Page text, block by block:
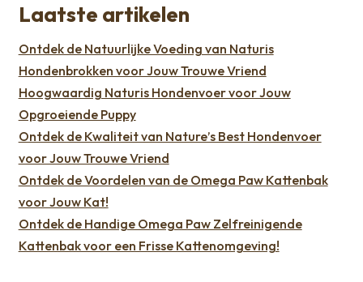
Laatste artikelen
Ontdek de Natuurlijke Voeding van Naturis
Hondenbrokken voor Jouw Trouwe Vriend
Hoogwaardig Naturis Hondenvoer voor Jouw
Opgroeiende Puppy
Ontdek de Kwaliteit van Nature’s Best Hondenvoer
voor Jouw Trouwe Vriend
Ontdek de Voordelen van de Omega Paw Kattenbak
voor Jouw Kat!
Ontdek de Handige Omega Paw Zelfreinigende
Kattenbak voor een Frisse Kattenomgeving!